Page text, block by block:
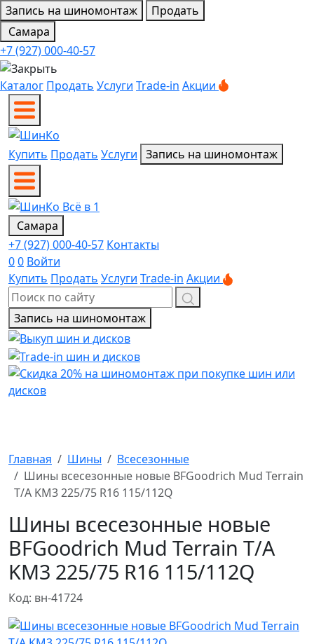
Запись на шиномонтаж
Продать
Самара
+7 (927) 000-40-57
Каталог Продать Услуги Trade-in Акции
Купить Продать Услуги Запись на шиномонтаж
Самара
+7 (927) 000-40-57 Контакты
00 Войти
Купить Продать Услуги Trade-in Акции
Запись на шиномонтаж
Главная Шины
Всесезонные
Шины всесезонные новые BFGoodrich Mud Terrain
T/A KM3 225/75 R16 115/112Q
Шины всесезонные новые
BFGoodrich Mud Terrain T/A
KM3 225/75 R16 115/112Q
Код: вн-41724